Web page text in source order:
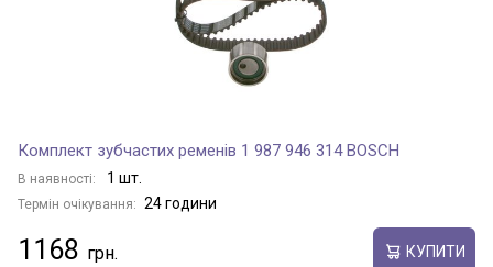
Комплект зубчастих ременів 1 987 946 314 BOSCH
В наявності: 1 шт.
Термін очікування: 24 години
1168 КУПИТИ